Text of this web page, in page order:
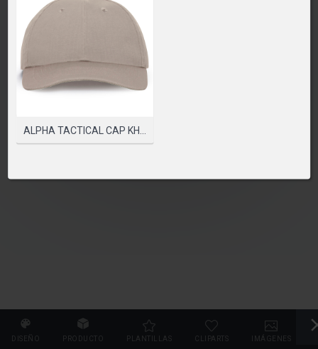
DISEÑO PRODUCTO PLANTILLAS CLIPARTS IMÁGENES
PLEASE SELECT A PRODUCT TO START DESIGNING
SELECCIONAR PRODUCTO